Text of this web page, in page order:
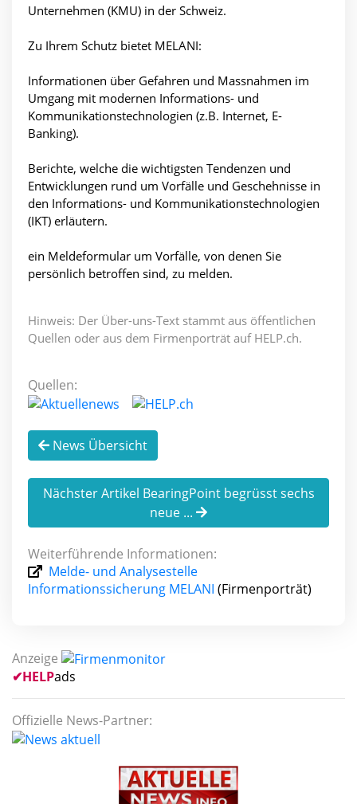
Unternehmen (KMU) in der Schweiz.
Zu Ihrem Schutz bietet MELANI:
Informationen über Gefahren und Massnahmen im
Umgang mit modernen Informations- und
Kommunikationstechnologien (z.B. Internet, E-
Banking).
Berichte, welche die wichtigsten Tendenzen und
Entwicklungen rund um Vorfälle und Geschehnisse in
den Informations- und Kommunikationstechnologien
(IKT) erläutern.
ein Meldeformular um Vorfälle, von denen Sie
persönlich betroffen sind, zu melden.
Hinweis: Der Über-uns-Text stammt aus öffentlichen
Quellen oder aus dem Firmenporträt auf HELP.ch.
Quellen:
News Übersicht
Nächster Artikel BearingPoint begrüsst sechs
neue ...
Weiterführende Informationen:
Melde- und Analysestelle
Informationssicherung MELANI (Firmenporträt)
Anzeige
✔HELPads
Offizielle News-Partner: